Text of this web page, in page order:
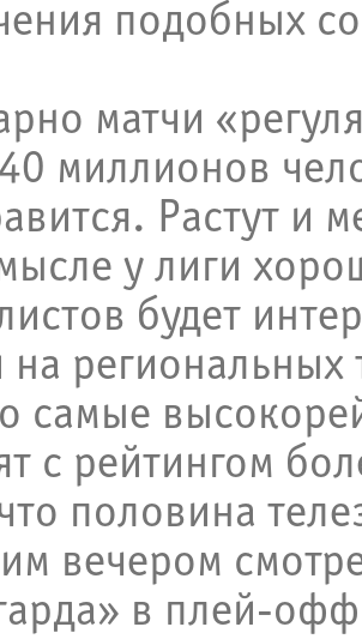
подобных
матчи
миллионов
Растут и
у лиги
будет
на региональных
самые
с рейтингом
половина
вечером
в плей-